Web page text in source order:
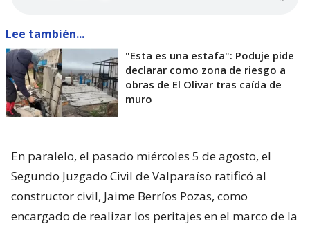
Lee también...
"Esta es una estafa": Poduje pide
declarar como zona de riesgo a
obras de El Olivar tras caída de
muro
En paralelo, el pasado miércoles 5 de agosto, el
Segundo Juzgado Civil de Valparaíso ratificó al
constructor civil, Jaime Berríos Pozas, como
encargado de realizar los peritajes en el marco de la